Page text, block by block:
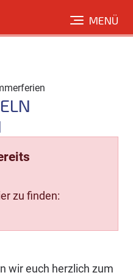
MENÜ
zu finden:
wir euch herzlich zum